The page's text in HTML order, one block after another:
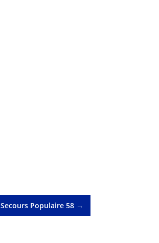
Secours Populaire 58→